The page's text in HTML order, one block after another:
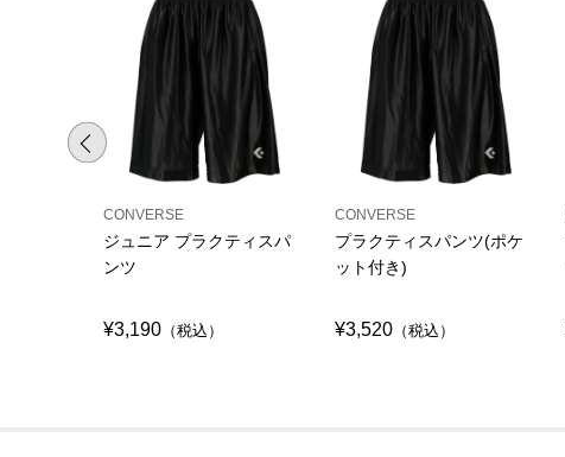
CONVERSE
ジュニア プラクティスパ
ンツ
¥3,190 （税込）
CONVERSE
プラクティスパンツ(ポケ
ット付き)
¥3,520 （税込）